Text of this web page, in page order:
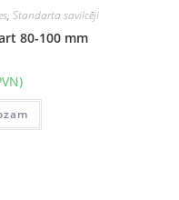
, Standarta savilcēji
80-100 mm